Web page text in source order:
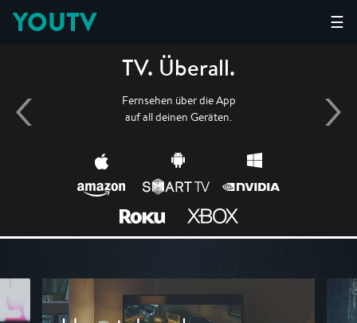
☰
YOUTV
TV. Überall.
Fernsehen über die App
auf all deinen Geräten.